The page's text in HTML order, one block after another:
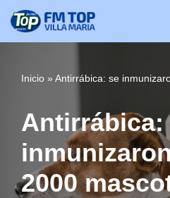
Inicio » Antirrábica: se
Antirrábica:
2000